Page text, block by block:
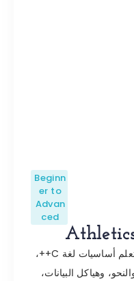
Beginn
er to
Advan
ced
تعلم أساسيات لغة C++،
وهياكل البيانات،